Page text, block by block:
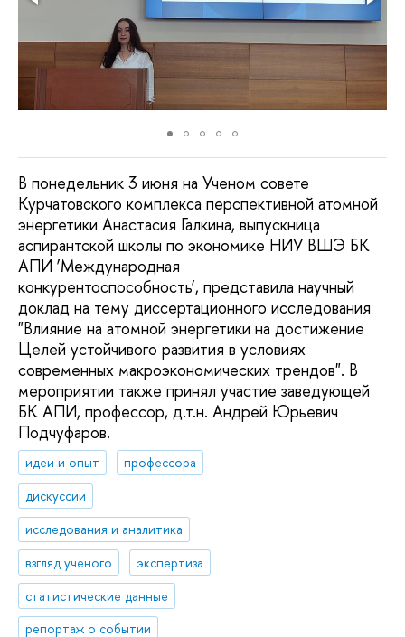
В понедельник 3 июня на Ученом совете
Курчатовского комплекса перспективной атомной
энергетики Анастасия Галкина, выпускница
аспирантской школы по экономике НИУ ВШЭ БК
АПИ ‘Международная
конкурентоспособность’, представила научный
доклад на тему диссертационного исследования
"Влияние на атомной энергетики на достижение
Целей устойчивого развития в условиях
современных макроэкономических трендов". В
мероприятии также принял участие заведующей
БК АПИ, профессор, д.т.н. Андрей Юрьевич
Подчуфаров.
идеи и опыт
профессора
дискуссии
исследования и аналитика
взгляд ученого
экспертиза
статистические данные
репортаж о событии